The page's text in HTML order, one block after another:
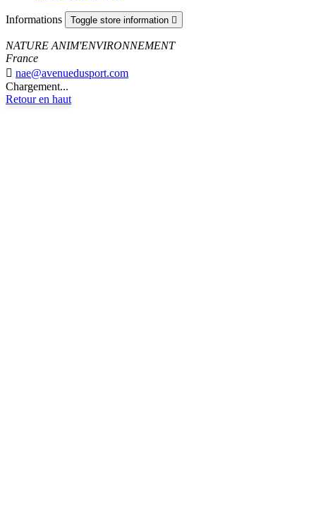
Informations Toggle store information 
NATURE ANIM'ENVIRONNEMENT
France
 nae@avenuedusport.com
Chargement...
Retour en haut